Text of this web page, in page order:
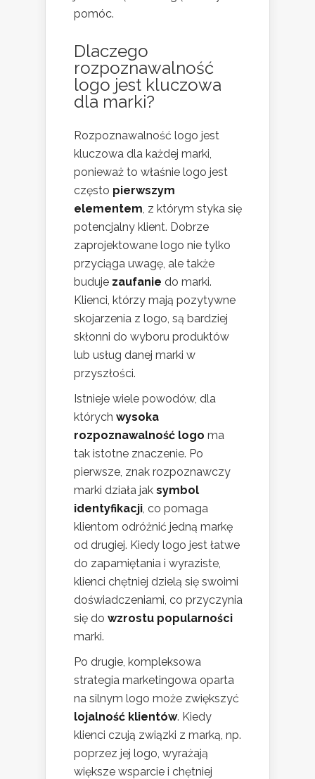
pomóc.
Dlaczego
rozpoznawalność
logo jest kluczowa
dla marki?
Rozpoznawalność logo jest
kluczowa dla każdej marki,
ponieważ to właśnie logo jest
często pierwszym
elementem , z którym styka się
potencjalny klient. Dobrze
zaprojektowane logo nie tylko
przyciąga uwagę, ale także
buduje zaufanie do marki.
Klienci, którzy mają pozytywne
skojarzenia z logo, są bardziej
skłonni do wyboru produktów
lub usług danej marki w
przyszłości.
Istnieje wiele powodów, dla
których wysoka
rozpoznawalność logo ma
tak istotne znaczenie. Po
pierwsze, znak rozpoznawczy
marki działa jak symbol
identyfikacji , co pomaga
klientom odróżnić jedną markę
od drugiej. Kiedy logo jest łatwe
do zapamiętania i wyraziste,
klienci chętniej dzielą się swoimi
doświadczeniami, co przyczynia
się do wzrostu popularności
marki.
Po drugie, kompleksowa
strategia marketingowa oparta
na silnym logo może zwiększyć
lojalność klientów. Kiedy
klienci czują związki z marką, np.
poprzez jej logo, wyrażają
większe wsparcie i chętniej